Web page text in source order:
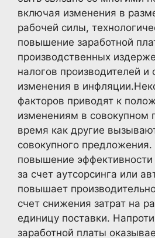
включая изменения в
рабочей силы,
повышение заработной
производственных
налогов производителей и
изменения в
факторов приводят к
изменениям в совокупном
время как другие
совокупного
повышение
за счет аутсорсинга или
повышает
счет снижения затрат на
единицу поставки.
заработной платы